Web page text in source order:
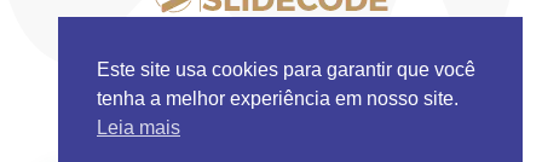
Este site usa cookies para garantir que você
tenha a melhor experiência em nosso site.
Leia mais